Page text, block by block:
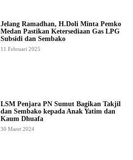
Jelang Ramadhan, H.Doli Minta Pemko
Medan Pastikan Ketersediaan Gas LPG
Subsidi dan Sembako
11 Februari 2025
LSM Penjara PN Sumut Bagikan Takjil
dan Sembako kepada Anak Yatim dan
Kaum Dhuafa
30 Maret 2024